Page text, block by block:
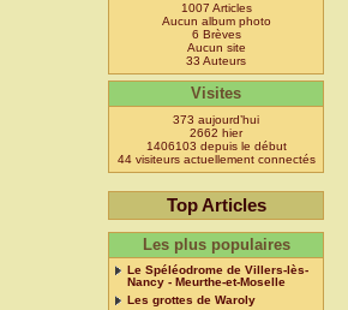
1007 Articles
Aucun album photo
6 Brèves
Aucun site
33 Auteurs
Visites
373 aujourd’hui
2662 hier
1406103 depuis le début
44 visiteurs actuellement connectés
Top Articles
Les plus populaires
Le Spéléodrome de Villers-lès-
Nancy - Meurthe-et-Moselle
Les grottes de Waroly